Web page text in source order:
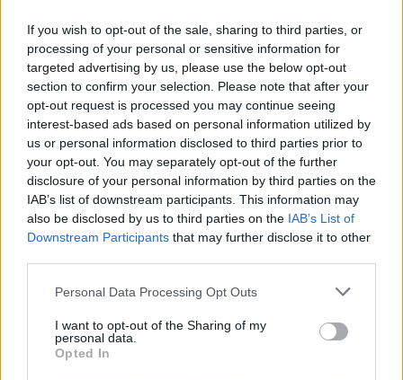
If you wish to opt-out of the sale, sharing to third parties, or
processing of your personal or sensitive information for
targeted advertising by us, please use the below opt-out
section to confirm your selection. Please note that after your
opt-out request is processed you may continue seeing
interest-based ads based on personal information utilized by
us or personal information disclosed to third parties prior to
your opt-out. You may separately opt-out of the further
disclosure of your personal information by third parties on the
IAB’s list of downstream participants. This information may
also be disclosed by us to third parties on the IAB’s List of
Downstream Participants that may further disclose it to other
Personal Data Processing Opt Outs
I want to opt-out of the Sharing of my
personal data.
Opted In
Life
Καλλιστεία: Το βίντεο από τη δεκαετία
του 1990 με υποψήφιες τις
Μπαλατσινού, Σκλήβα και Βατίδου
(video)